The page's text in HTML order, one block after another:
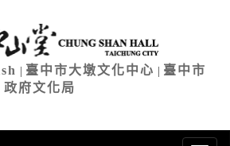
臺中市大墩文化中心
臺中市
政府文化局